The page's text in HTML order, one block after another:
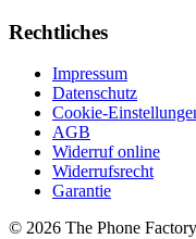
Rechtliches
Impressum
Datenschutz
Cookie-
AGB
Widerruf online
Widerrufsrecht
Garantie
© 2026 The Phone Factory